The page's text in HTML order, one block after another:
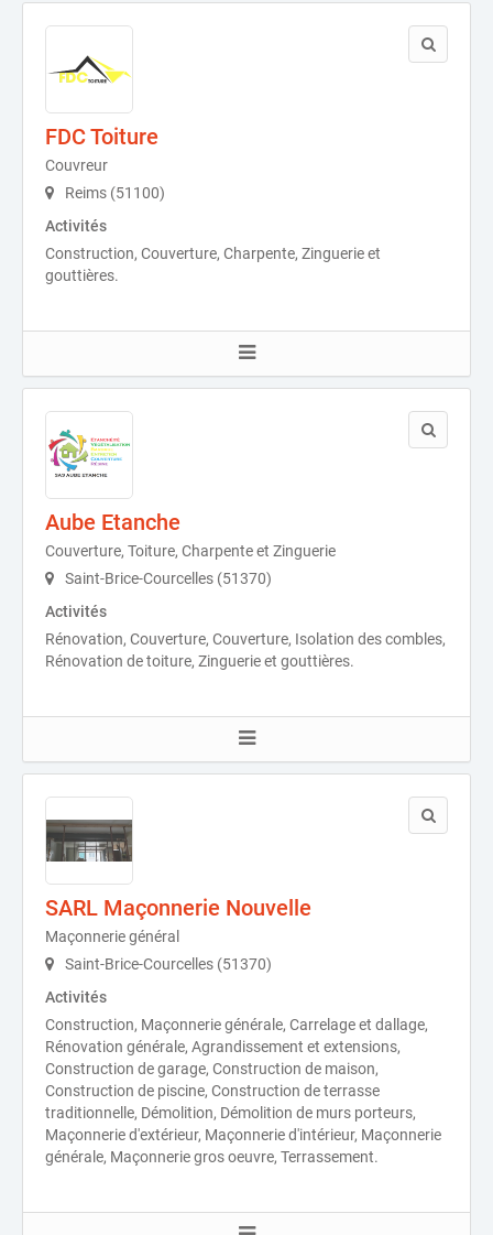
FDC Toiture
Couvreur
Reims (51100)
Activités
Construction, Couverture, Charpente, Zinguerie et
gouttières.
Aube Etanche
Couverture, Toiture, Charpente et Zinguerie
Saint-Brice-Courcelles (51370)
Activités
Rénovation, Couverture, Couverture, Isolation des combles,
Rénovation de toiture, Zinguerie et gouttières.
SARL Maçonnerie Nouvelle
Maçonnerie général
Saint-Brice-Courcelles (51370)
Activités
Construction, Maçonnerie générale, Carrelage et dallage,
Rénovation générale, Agrandissement et extensions,
Construction de garage, Construction de maison,
Construction de piscine, Construction de terrasse
traditionnelle, Démolition, Démolition de murs porteurs,
Maçonnerie d'extérieur, Maçonnerie d'intérieur, Maçonnerie
générale, Maçonnerie gros oeuvre, Terrassement.